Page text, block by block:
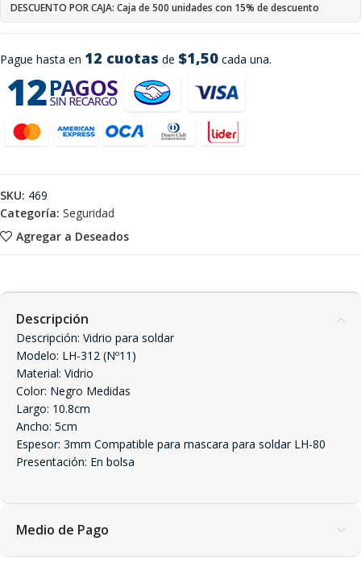
Pague hasta en 12 cuotas de $1,50 cada una.
DESCUENTO POR CAJA: Caja de 500 unidades con 15% de descuento
Agregar a Deseados
SKU: 469
Categoría: Seguridad
Descripción
Descripción: Vidrio para soldar
Modelo: LH-312 (Nº11)
Material: Vidrio
Color: Negro Medidas
Largo: 10.8cm
Ancho: 5cm
Espesor: 3mm Compatible para mascara para soldar LH-80
Presentación: En bolsa
Medio de Pago